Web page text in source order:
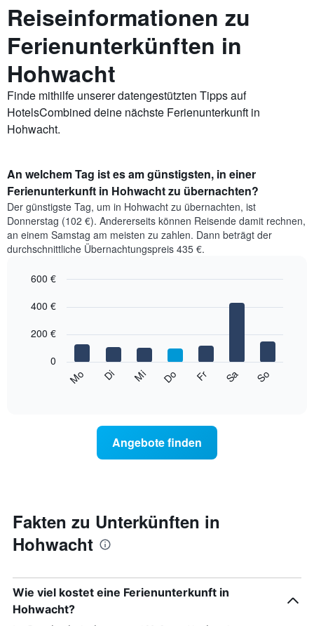
Reiseinformationen zu
Ferienunterkünften in
Hohwacht
Finde mithilfe unserer datengestützten Tipps auf
HotelsCombined deine nächste Ferienunterkunft in
Hohwacht.
An welchem Tag ist es am günstigsten, in einer
Ferienunterkunft in Hohwacht zu übernachten?
Der günstigste Tag, um in Hohwacht zu übernachten, ist
Donnerstag (102 €). Andererseits können Reisende damit rechnen,
an einem Samstag am meisten zu zahlen. Dann beträgt der
durchschnittliche Übernachtungspreis 435 €.
chart
bars.
durchschnittlichen
jeweiligen
Wochentag.
Das
Diagramm
1
X-
Achse,
graphic.
Mo Di Mi Do Fr Sa So
0
200 €
400 €
600 €
Angebote finden
Fakten zu Unterkünften in
Hohwacht
Wie viel kostet eine Ferienunterkunft in
Hohwacht?